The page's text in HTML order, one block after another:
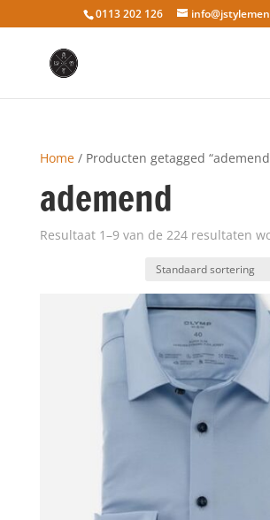
0113 202 126
Home/ Producten getagged
ademend
Resultaat 1–9 van de 224 resultaten